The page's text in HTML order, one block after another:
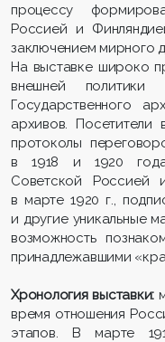
процессу
Россией и
заключением мирного
На выставке широко
внешней
Государственного
архивов. Посетители
протоколы
в 1918 и 1920
Советской Россией
в марте 1920 г.,
и другие уникальные
возможность
принадлежавшими
Хронология выставки:
время отношения
этапов. В марте